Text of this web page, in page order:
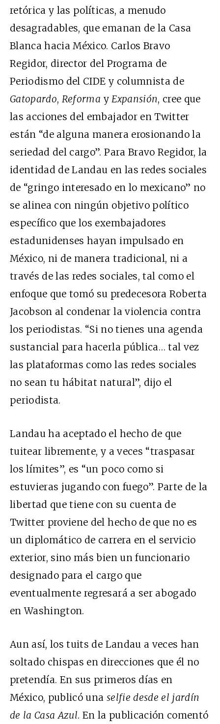
retórica y las políticas, a menudo
desagradables, que emanan de la Casa
Blanca hacia México. Carlos Bravo
Regidor, director del Programa de
Periodismo del CIDE y columnista de
Gatopardo, Reforma yExpansión, cree que
las acciones del embajador en Twitter
están “de alguna manera erosionando la
seriedad del cargo”. Para Bravo Regidor, la
identidad de Landau en las redes sociales
de “gringo interesado en lo mexicano” no
se alinea con ningún objetivo político
específico que los exembajadores
estadunidenses hayan impulsado en
México, ni de manera tradicional, ni a
través de las redes sociales, tal como el
enfoque que tomó su predecesora Roberta
Jacobson al condenar la violencia contra
los periodistas. “Si no tienes una agenda
sustancial para hacerla pública… tal vez
las plataformas como las redes sociales
no sean tu hábitat natural”, dijo el
periodista.
Landau ha aceptado el hecho de que
tuitear libremente, y a veces “traspasar
los límites”, es “un poco como si
estuvieras jugando con fuego”. Parte de la
libertad que tiene con su cuenta de
Twitter proviene del hecho de que no es
un diplomático de carrera en el servicio
exterior, sino más bien un funcionario
designado para el cargo que
eventualmente regresará a ser abogado
en Washington.
Aun así, los tuits de Landau a veces han
soltado chispas en direcciones que él no
pretendía. En sus primeros días en
México, publicó una selfie desde el jardín
de la Casa Azul. En la publicación comentó